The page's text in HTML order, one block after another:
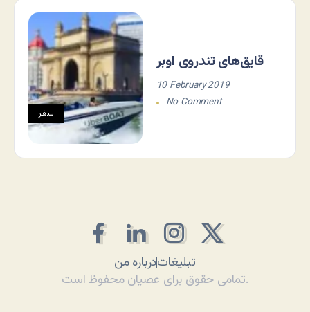
سفر
قایق‌های تندروی اوبر
10 February 2019
No Comment
درباره منتبلیغات
تمامی حقوق برای عصیان محفوظ است.